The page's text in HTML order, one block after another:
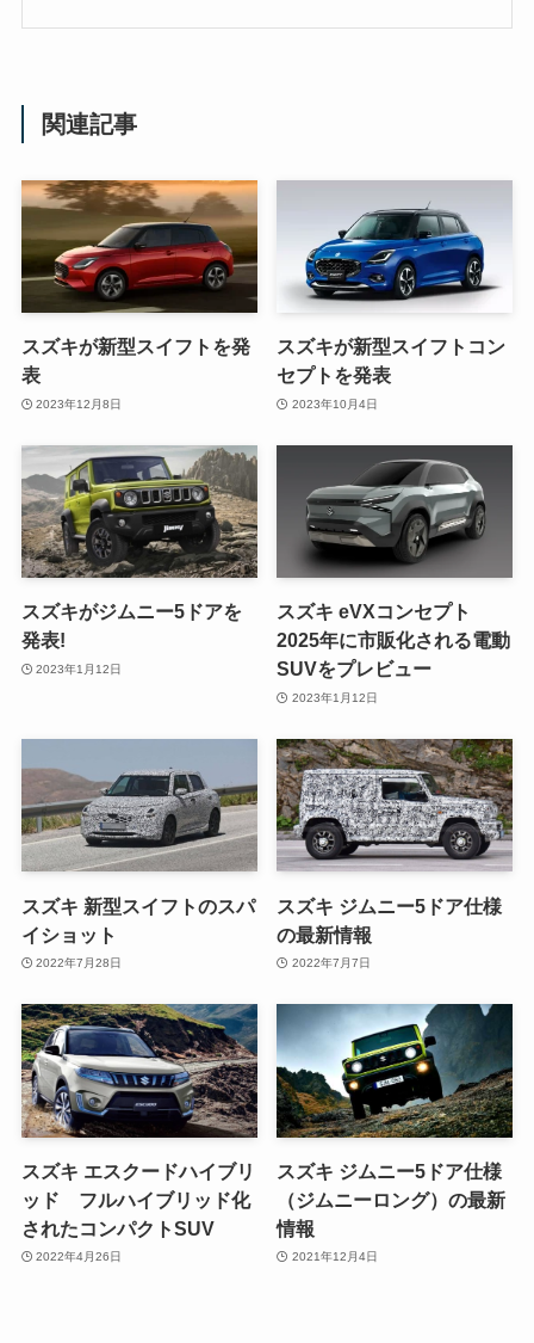
関連記事
スズキが新型スイフトを発
表
2023年12月8日
スズキが新型スイフトコン
セプトを発表
2023年10月4日
スズキがジムニー5ドアを
発表!
2023年1月12日
スズキ eVXコンセプト
2025年に市販化される電動
SUVをプレビュー
2023年1月12日
スズキ 新型スイフトのスパ
イショット
2022年7月28日
スズキ ジムニー5ドア仕様
の最新情報
2022年7月7日
スズキ エスクードハイブリ
ッド フルハイブリッド化
されたコンパクトSUV
2022年4月26日
スズキ ジムニー5ドア仕様
（ジムニーロング）の最新
情報
2021年12月4日